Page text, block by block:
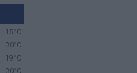
15°C
30°C
19°C